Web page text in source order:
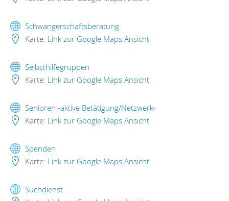
Schwangerschaftsberatung
Karte: Link zur Google Maps Ansicht
Selbsthilfegruppen
Karte: Link zur Google Maps Ansicht
Senioren -aktive Betätigung/Netzwerk-
Karte: Link zur Google Maps Ansicht
Spenden
Karte: Link zur Google Maps Ansicht
Suchdienst